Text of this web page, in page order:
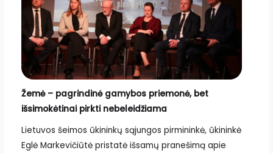
Žemė – pagrindinė gamybos priemonė, bet
išsimokėtinai pirkti nebeleidžiama
Lietuvos šeimos ūkininkų sąjungos pirmininkė, ūkininkė
Eglė Markevičiūtė pristatė išsamų pranešimą apie